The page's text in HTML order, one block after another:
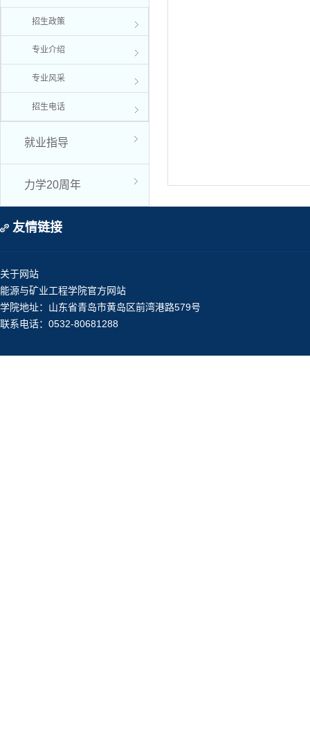
招生政策
专业介绍
专业风采
招生电话
就业指导
力学20周年
友情链接
关于网站
能源与矿业工程学院官方网站
学院地址：山东省青岛市黄岛区前湾港路579号
联系电话：0532-80681288